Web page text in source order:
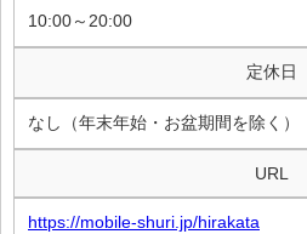
10:00～20:00
定休日
なし（年末年始・お盆期間を除く）
URL
https://mobile-shuri.jp/hirakata